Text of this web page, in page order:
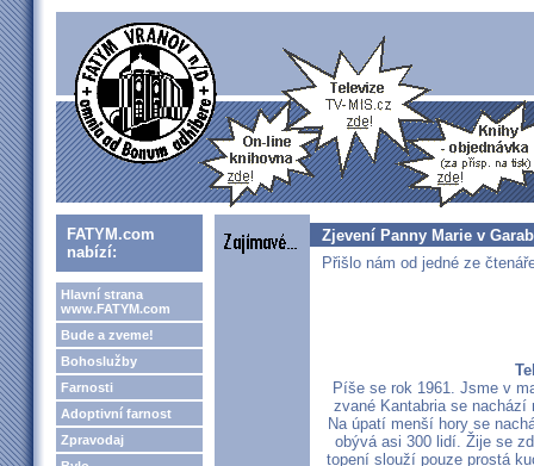
FATYM.com
nabízí:
Hlavní strana
www.FATYM.com
Bude a zveme!
Bohoslužby
Farnosti
Adoptivní farnost
Zpravodaj
Zjevení Panny Marie v
Přišlo nám od jedné ze
Píše se rok 1961. Jsme v
zvané Kantabria se nachází
Na úpatí menší hory se
obývá asi 300 lidí. Žije se
topení slouží pouze prostá